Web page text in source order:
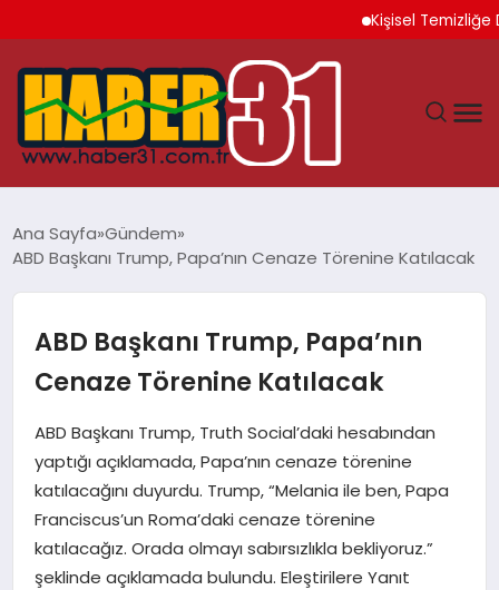
Kişisel Temizliğe
HATAY
YAŞAM
EKONOMI
GÜNDEM
MAGAZIN
SAĞLIK
Ana Sayfa Gündem
ABD Başkanı Trump, Papa’nın Cenaze Törenine Katılacak
ABD Başkanı Trump, Papa’nın
Cenaze Törenine Katılacak
ABD Başkanı Trump, Truth Social’daki hesabından
yaptığı açıklamada, Papa’nın cenaze törenine
katılacağını duyurdu. Trump, “Melania ile ben, Papa
Franciscus’un Roma’daki cenaze törenine
katılacağız. Orada olmayı sabırsızlıkla bekliyoruz.”
şeklinde açıklamada bulundu. Eleştirilere Yanıt